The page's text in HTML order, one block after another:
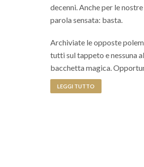
decenni. Anche per le
parola sensata: basta.
Archiviate le opposte
tutti sul tappeto e nessuna
bacchetta magica.
LEGGI TUTTO